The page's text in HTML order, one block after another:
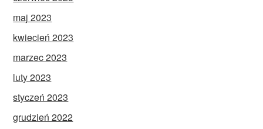
maj 2023
kwiecień 2023
marzec 2023
luty 2023
styczeń 2023
grudzień 2022